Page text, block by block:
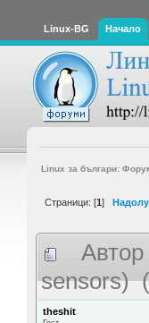
Linux-BG Начало
Linux за българи:
Страници: [1] Надолу
Автор
sensors)
theshit